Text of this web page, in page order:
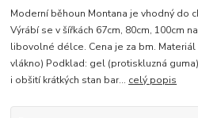
Moderní běhoun Montana je vhodný do
Výrábí se v šířkách 67cm, 80cm, 100cm
libovolné délce. Cena je za bm.
vlákno) Podklad: gel (protiskluzná
i obšití krátkých stan bar... celý popis